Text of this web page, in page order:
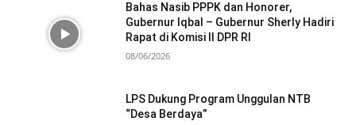
Bahas Nasib PPPK dan Honorer,
Gubernur Iqbal – Gubernur Sherly Hadiri
Rapat di Komisi II DPR RI
08/06/2026
LPS Dukung Program Unggulan NTB
“Desa Berdaya”